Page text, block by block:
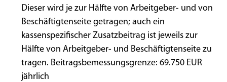
Dieser wird je zur Hälfte von Arbeitgeber- und von
Beschäftigtenseite getragen; auch ein
kassenspezifischer Zusatzbeitrag ist jeweils zur
Hälfte von Arbeitgeber- und Beschäftigtenseite zu
tragen. Beitragsbemessungsgrenze: 69.750 EUR
jährlich